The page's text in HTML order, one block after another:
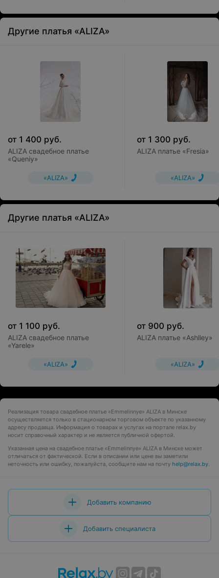
Другие платья «ALIZA»
от 1 400 руб.
ALIZA свадебное платье
«Queniy»
«ALIZA»
от 1 300 руб.
ALIZA платье «Fresia»
«ALIZA»
Другие платья «ALIZA»
от 1 100 руб.
ALIZA свадебное платье
«Yarele»
«ALIZA»
от 900 руб.
ALIZA платье «Ashlley»
«ALIZA»
Реализация товара свадебное платье «Emmelinnye» ALIZA в Минске
осуществляется только в стационарном торговом объекте по указанному
адресу продавца. Информация о товарах и услугах на портале relax.by
носит справочный характер и не является публичной офертой.
Указанная цена на свадебное платье «Emmelinnye» ALIZA в Минске может
отличаться от фактической. Если в описании или цене вы заметили
неточность или ошибку, пожалуйста, сообщите нам на почту help@relax.by.
Добавить компанию
Добавить специалиста